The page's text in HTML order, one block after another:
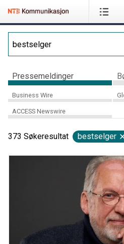
Pressemeldinger
Business Wire
ACCESS Newswire
373 Søkeresultat bestselger